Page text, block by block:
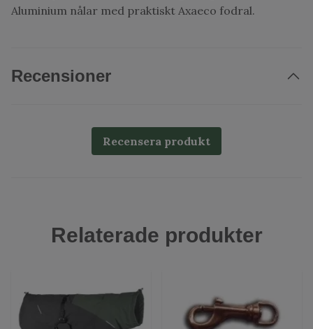
Aluminium nålar med praktiskt Axaeco fodral.
Recensioner
Recensera produkt
Relaterade produkter